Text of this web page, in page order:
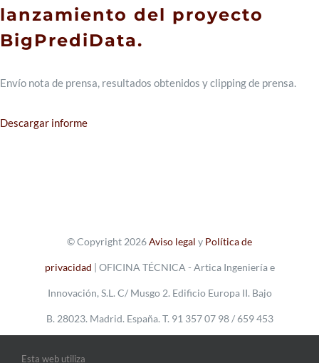
CONTACTO
lanzamiento del proyecto
BigPrediData.
Envío nota de prensa, resultados obtenidos y clipping de prensa.
Descargar informe
© Copyright 2026Aviso legal y Política de
privacidad | OFICINA TÉCNICA - Artica Ingeniería e
Innovación, S.L. C/ Musgo 2. Edificio Europa II. Bajo
B. 28023. Madrid. España. T. 91 357 07 98 / 659 453
Esta web utiliza